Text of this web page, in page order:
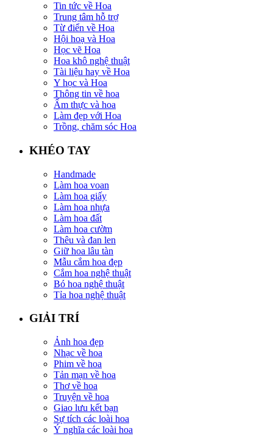
Tin tức về Hoa
Trung tâm hỗ trợ
Từ điển về Hoa
Hội hoạ và Hoa
Học vẽ Hoa
Hoa khô nghệ thuật
Tài liệu hay về Hoa
Y học và Hoa
Thông tin về hoa
Ẩm thực và hoa
Làm đẹp với Hoa
Trồng, chăm sóc Hoa
KHÉO TAY
Handmade
Làm hoa voan
Làm hoa giấy
Làm hoa nhựa
Làm hoa đất
Làm hoa cườm
Thêu và đan len
Giữ hoa lâu tàn
Mẫu cắm hoa đẹp
Cắm hoa nghệ thuật
Bó hoa nghệ thuật
Tỉa hoa nghệ thuật
GIẢI TRÍ
Ảnh hoa đẹp
Nhạc về hoa
Phim về hoa
Tản mạn về hoa
Thơ về hoa
Truyện về hoa
Giao lưu kết bạn
Sự tích các loài hoa
Ý nghĩa các loài hoa